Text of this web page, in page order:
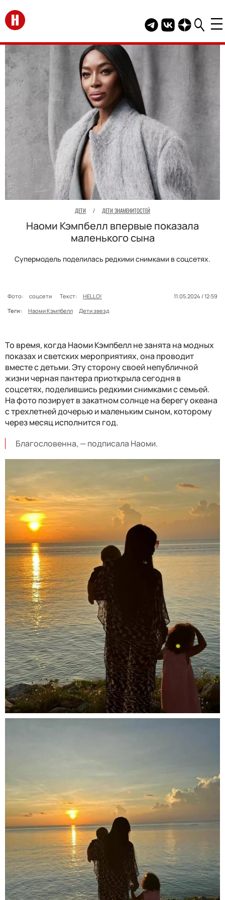
Перейти на главную
Telegram канал
Группа HELLO
Канал
ДЕТИ / ДЕТИ ЗНАМЕНИТОСТЕЙ
Наоми Кэмпбелл впервые показала
маленького сына
Супермодель поделилась редкими снимками в соцсетях.
Фото: соцсети Текст: HELLO!
11.05.2024 / 12:59
Теги:
Наоми Кэмпбелл Дети звезд
То время, когда Наоми Кэмпбелл не занята на модных
показах и светских мероприятиях, она проводит
вместе с детьми. Эту сторону своей непубличной
жизни черная пантера приоткрыла сегодня в
соцсетях, поделившись редкими снимками с семьей.
На фото позирует в закатном солнце на берегу океана
с трехлетней дочерью и маленьким сыном, которому
через месяц исполнится год.
Благословенна, — подписала Наоми.